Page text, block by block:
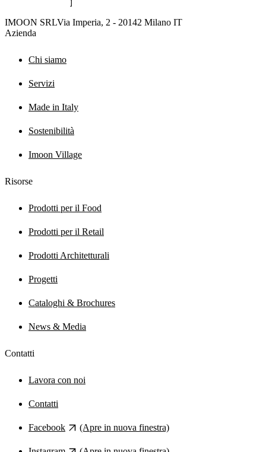
IMOON SRLVia Imperia, 2 - 20142 Milano IT
Azienda
Chi siamo
Servizi
Made in Italy
Sostenibilità
Imoon Village
Risorse
Prodotti per il Food
Prodotti per il Retail
Prodotti Architetturali
Progetti
Cataloghi & Brochures
News & Media
Contatti
Lavora con noi
Contatti
Facebook (Apre in nuova finestra)